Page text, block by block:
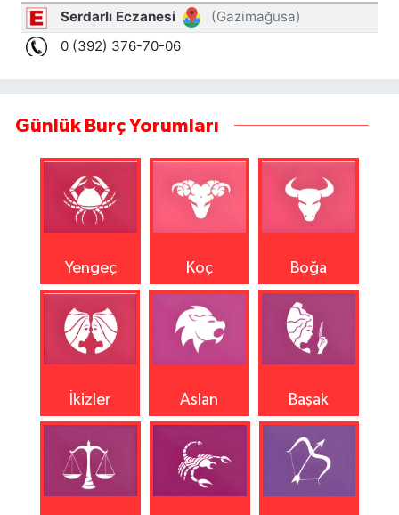
Günlük Burç Yorumları
Yengeç Koç Boğa
İkizler Aslan Başak